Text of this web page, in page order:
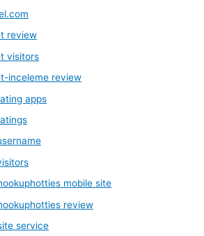
review
visitors
inceleme review
apps
mobile site
review
service